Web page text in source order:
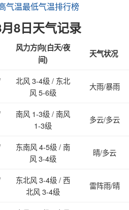
气温最低气温排行榜
8日天气记录
风力方向(白天/夜
间)
天气状况
北风 3-4级 / 东北
风 5-6级
大雨/暴雨
南风 1-3级 / 南风
1-3级
多云/多云
东南风 4-5级 / 南
风 3-4级
晴/多云
东北风 3-4级 / 西
北风 3-4级
雷阵雨/晴